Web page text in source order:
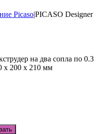
Picaso|PICASO Designer
на два сопла по 0.3
х 200 х 210 мм